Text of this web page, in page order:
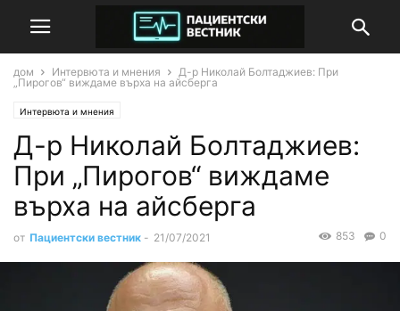
дом Интервюта и мнения
Д-р Николай Болтаджиев: При
„Пирогов“ виждаме върха на айсберга
Интервюта и мнения
Д-р Николай Болтаджиев:
При „Пирогов“ виждаме
върха на айсберга
от Пациентски вестник - 21/07/2021 0
853